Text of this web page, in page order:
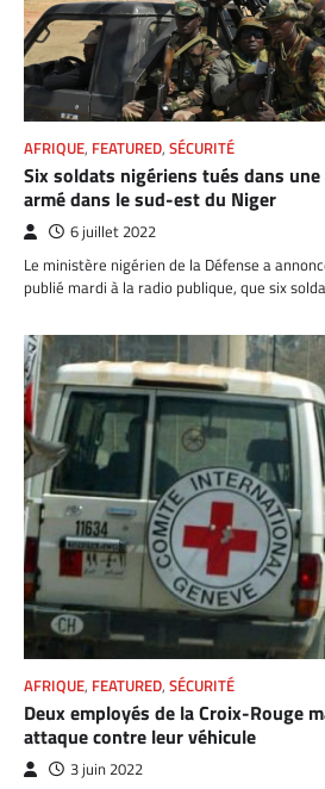
AFRIQUE, FEATURED, SÉCURITÉ
Six soldats nigériens tués dans
armé dans le sud-est du Niger
6 juillet 2022
Le ministère nigérien de la Défense a
publié mardi à la radio publique, que six
AFRIQUE, FEATURED, SÉCURITÉ
Deux employés de la Croix-Rouge
attaque contre leur véhicule
3 juin 2022